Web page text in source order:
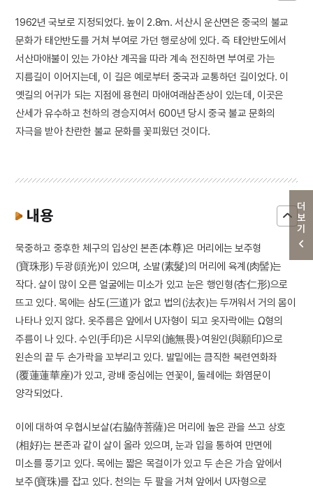
더보기
1962년 국보로 지정되었다. 높이 2.8m. 서산시 운산면은 중국의 불교
문화가 태안반도를 거쳐 부여로 가던 행로상에 있다. 즉 태안반도에서
서산마애불이 있는 가야산 계곡을 따라 계속 전진하면 부여로 가는
지름길이 이어지는데, 이 길은 예로부터 중국과 교통하던 길이었다. 이
옛길의 어귀가 되는 지점에 용현리 마애여래삼존상이 있는데, 이곳은
산세가 유수하고 천하의 경승지여서 600년 당시 중국 불교 문화의
자극을 받아 찬란한 불교 문화를 꽃피웠던 것이다.
내용
묵중하고 중후한 체구의 입상인 본존(本尊)은 머리에는 보주형
(寶珠形) 두광(頭光)이 있으며, 소발(素髮)의 머리에 육계(肉髻)는
작다. 살이 많이 오른 얼굴에는 미소가 있고 눈은 행인형(杏仁形)으로
뜨고 있다. 목에는 삼도(三道)가 없고 법의(法衣)는 두꺼워서 거의 몸이
나타나 있지 않다. 옷주름은 앞에서 U자형이 되고 옷자락에는 Ω형의
주름이 나 있다. 수인(手印)은 시무외(施無畏)·여원인(與願印)으로
왼손의 끝 두 손가락을 꼬부리고 있다. 발밑에는 큼직한 복련연화좌
(覆蓮蓮華座)가 있고, 광배 중심에는 연꽃이, 둘레에는 화염문이
양각되었다.
이에 대하여 우협시보살(右脇侍菩薩)은 머리에 높은 관을 쓰고 상호
(相好)는 본존과 같이 살이 올라 있으며, 눈과 입을 통하여 만면에
미소를 풍기고 있다. 목에는 짧은 목걸이가 있고 두 손은 가슴 앞에서
보주(寶珠)를 잡고 있다. 천의는 두 팔을 거쳐 앞에서 U자형으로